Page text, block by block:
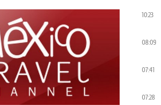
10:23
08:09
07:41
07:28